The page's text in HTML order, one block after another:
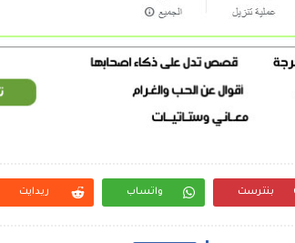
بنترست واتساب ريدايت